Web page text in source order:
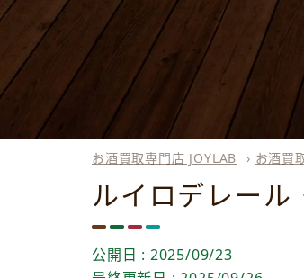
お酒買取専門店 JOYLAB › お酒買
ルイロデレー
公開日 : 2025/09/23